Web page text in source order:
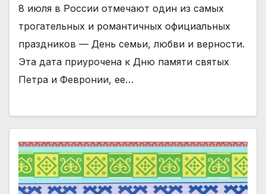
8 июля в России отмечают один из самых
трогательных и романтичных официальных
праздников — День семьи, любви и верности.
Эта дата приурочена к Дню памяти святых
Петра и Февронии, ее…